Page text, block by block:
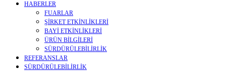
HABERLER
FUARLAR
ŞİRKET ETKİNLİKLERİ
BAYİ ETKİNLİKLERİ
ÜRÜN BİLGİLERİ
SÜRDÜRÜLEBİLİRLİK
REFERANSLAR
SÜRDÜRÜLEBİLİRLİK